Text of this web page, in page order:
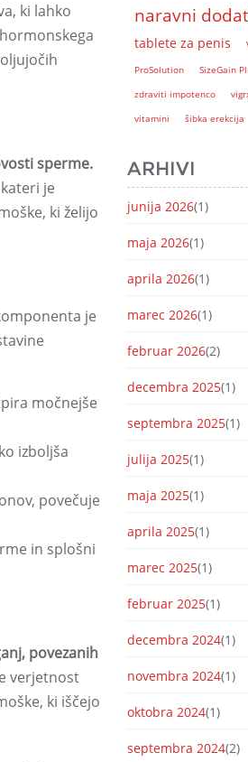
ki lahko
sperme.
je
ki želijo
je
močnejše
izboljša
povečuje
in splošni
povezanih
verjetnost
ki iščejo
naravni
tablete za penis
ProSolution
SizeGain
zdraviti impotenco
vitamini
šibka erekcija
ARHIVI
junija 2026(1)
maja 2026(1)
aprila 2026(1)
marec 2026(1)
februar 2026(2)
decembra 2025(1)
septembra 2025(1)
julija 2025(1)
maja 2025(1)
aprila 2025(1)
marec 2025(1)
februar 2025(1)
decembra 2024(1)
novembra 2024(1)
oktobra 2024(1)
septembra 2024(2)